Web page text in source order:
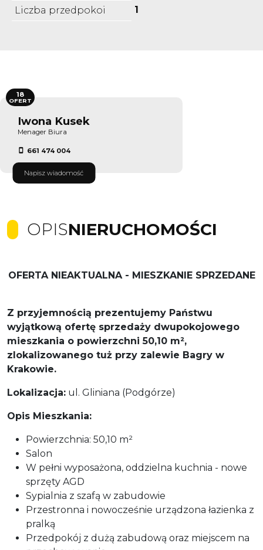
Liczba przedpokoi
1
Iwona Kusek
Menager Biura
661 474 004
Napisz wiadomość
18
OFERT
OPISNIERUCHOMOŚCI
OFERTA NIEAKTUALNA - MIESZKANIE SPRZEDANE
Z przyjemnością prezentujemy Państwu
wyjątkową ofertę sprzedaży dwupokojowego
mieszkania o powierzchni 50,10 m²,
zlokalizowanego tuż przy zalewie Bagry w
Krakowie.
Lokalizacja: ul. Gliniana (Podgórze)
Opis Mieszkania:
Powierzchnia: 50,10 m²
Salon
W pełni wyposażona, oddzielna kuchnia - nowe
sprzęty AGD
Sypialnia z szafą w zabudowie
Przestronna i nowocześnie urządzona łazienka z
pralką
Przedpokój z dużą zabudową oraz miejscem na